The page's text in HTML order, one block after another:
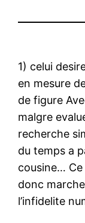
1) celui
en mesure
de figure
malgre
recherche
du temps a
cousine…
donc
l’infidelite